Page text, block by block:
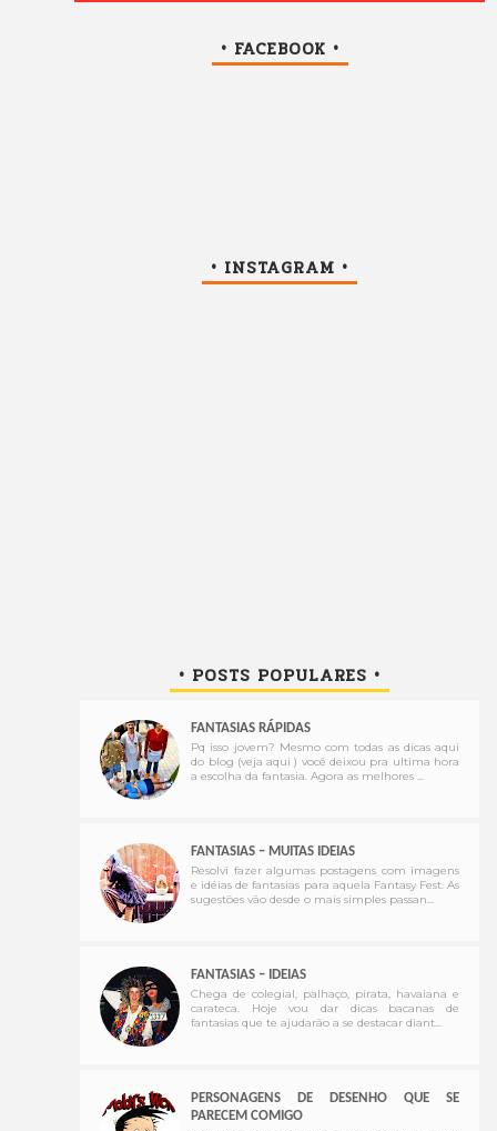
• FACEBOOK •
• INSTAGRAM •
• POSTS POPULARES •
FANTASIAS RÁPIDAS
Pq isso jovem? Mesmo com todas as dicas aqui
do blog (veja aqui ) você deixou pra ultima hora
a escolha da fantasia. Agora as melhores ...
FANTASIAS – MUITAS IDEIAS
Resolvi fazer algumas postagens com imagens
e idéias de fantasias para aquela Fantasy Fest. As
sugestões vão desde o mais simples passan...
FANTASIAS – IDEIAS
Chega de colegial, palhaço, pirata, havaiana e
carateca. Hoje vou dar dicas bacanas de
fantasias que te ajudarão a se destacar diant...
PERSONAGENS DE DESENHO QUE SE
PARECEM COMIGO